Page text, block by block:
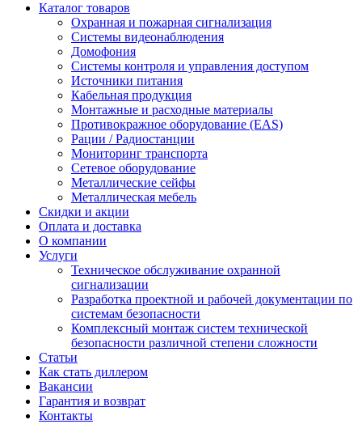
Каталог товаров
Охранная и пожарная сигнализация
Системы видеонаблюдения
Домофония
Системы контроля и управления доступом
Источники питания
Кабельная продукция
Монтажные и расходные материалы
Противокражное оборудование (EAS)
Рации / Радиостанции
Мониторинг транспорта
Сетевое оборудование
Металлические сейфы
Металлическая мебель
Скидки и акции
Оплата и доставка
О компании
Услуги
Техническое обслуживание охранной
сигнализации
Разработка проектной и рабочей документации по
системам безопасности
Комплексный монтаж систем технической
безопасности различной степени сложности
Статьи
Как стать диллером
Вакансии
Гарантия и возврат
Контакты